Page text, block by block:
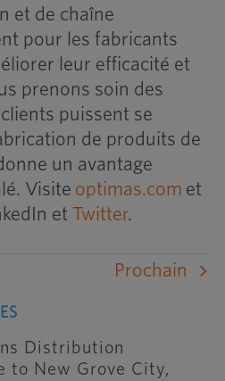
et de chaîne
pour les fabricants
leur efficacité et
prenons soin des
puissent se
de produits de
un avantage
Visite optimas.com et
et Twitter.
Prochain
Distribution
to New Grove City,